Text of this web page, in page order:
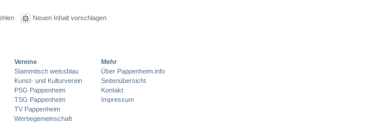
Neuen Inhalt vorschlagen
Vereine
Stammtisch weissblau
Kunst- und Kulturverein
PSG Pappenheim
TSG Pappenheim
TV Pappenheim
Werbegemeinschaft
Mehr
Über Pappenheim.info
Seitenübersicht
Kontakt
Impressum